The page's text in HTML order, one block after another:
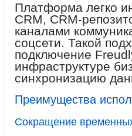
Платформа легко
CRM, CRM-
каналами
соцсети. Такой
подключение
инфраструктуре
синхронизацию
Преимущества
Сокращение